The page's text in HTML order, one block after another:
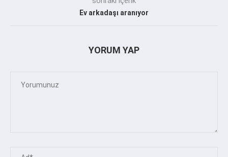
Ev arkadaşı aranıyor
YORUM YAP